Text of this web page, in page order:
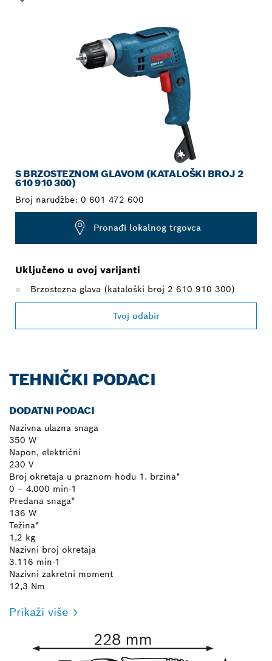
S BRZOSTEZNOM GLAVOM (KATALOŠKI BROJ 2
610 910 300)
Broj narudžbe: 0 601 472 600
Pronađi lokalnog trgovca
Uključeno u ovoj varijanti
Brzostezna glava (kataloški broj 2 610 910 300)
Tvoj odabir
TEHNIČKI PODACI
DODATNI PODACI
Nazivna ulazna snaga
350 W
Napon, električni
230 V
Broj okretaja u praznom hodu 1. brzina*
0 – 4.000 min-1
Predana snaga*
136 W
Težina*
1,2 kg
Nazivni broj okretaja
3.116 min-1
Nazivni zakretni moment
12,3 Nm
Prikaži više